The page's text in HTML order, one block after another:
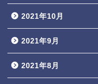
2021年10月
2021年9月
2021年8月